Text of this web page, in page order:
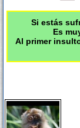
Si estás
Es
Al primer